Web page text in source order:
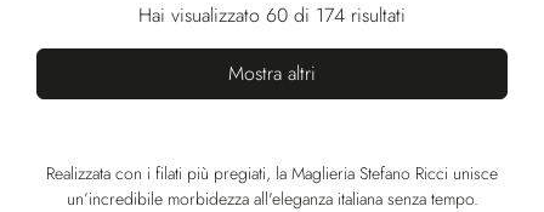
Hai visualizzato 60 di 174 risultati
Mostra altri
Realizzata con i filati più pregiati, la Maglieria Stefano Ricci unisce
un’incredibile morbidezza all'eleganza italiana senza tempo.